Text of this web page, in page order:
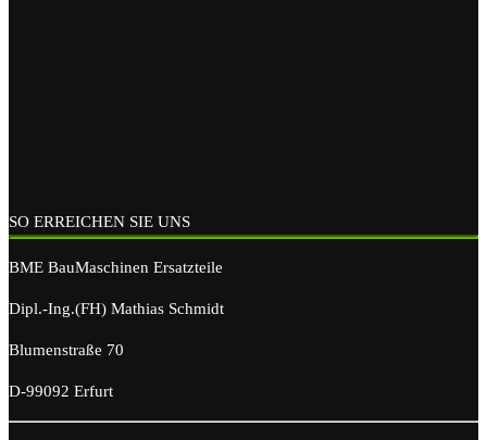
SO ERREICHEN SIE UNS
BME BauMaschinen Ersatzteile
Dipl.-Ing.(FH) Mathias Schmidt
Blumenstraße 70
D-99092 Erfurt